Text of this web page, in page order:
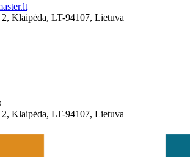
Klaipėda, LT-94107, Lietuva
Klaipėda, LT-94107, Lietuva